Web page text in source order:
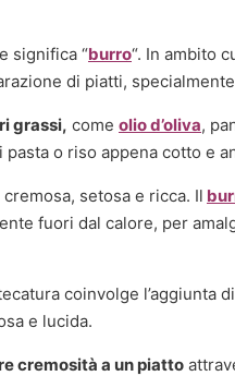
significa “burro“. In ambito
di piatti,
grassi, come olio d’oliva,
o riso appena cotto e
setosa e ricca. Il
fuori dal calore, per
coinvolge l’aggiunta di
e lucida.
cremosità a un piatto